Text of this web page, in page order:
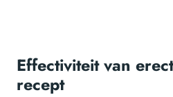
Effectiviteit van
recept